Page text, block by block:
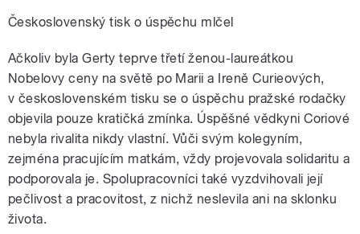
Československý tisk o úspěchu mlčel
Ačkoliv byla Gerty teprve třetí ženou-laureátkou
Nobelovy ceny na světě po Marii a Ireně Curieových,
v československém tisku se o úspěchu pražské rodačky
objevila pouze kratičká zmínka. Úspěšné vědkyni Coriové
nebyla rivalita nikdy vlastní. Vůči svým kolegyním,
zejména pracujícím matkám, vždy projevovala solidaritu a
podporovala je. Spolupracovníci také vyzdvihovali její
pečlivost a pracovitost, z nichž neslevila ani na sklonku
života.